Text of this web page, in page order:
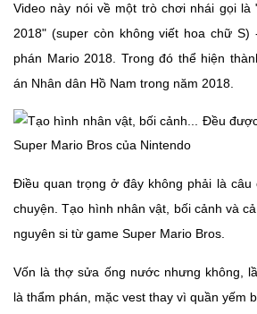
Video này nói về một trò chơi nhái gọi là
2018" (super còn không viết hoa chữ S)
phán Mario 2018. Trong đó thể hiện
án Nhân dân Hồ Nam trong năm 2018.
Điều quan trọng ở đây không phải là câu
chuyện. Tạo hình nhân vật, bối cảnh và
nguyên si từ game Super Mario Bros.
Vốn là thợ sửa ống nước nhưng không,
là thẩm phán, mặc vest thay vì quần yếm